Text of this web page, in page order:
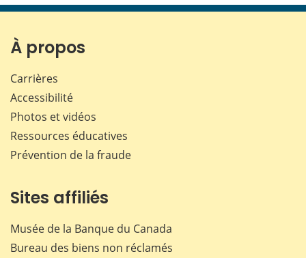
page page page page
À propos
Carrières
Accessibilité
Photos et vidéos
Ressources éducatives
Prévention de la fraude
Sites affiliés
Musée de la Banque du Canada
Bureau des biens non réclamés